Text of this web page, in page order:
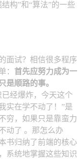
构”和“算法”的一些
面试？相信很多程序
： 首先应努力成为一
是顺路的事。
经爆炸，今天这个
实在学不动了！”是
穷，如果只是靠蛮力
动了 。那怎么办
书归纳了前端的核心
系统地掌握这些知识